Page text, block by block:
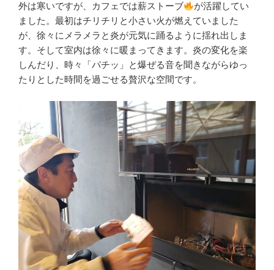
外は寒いですが、カフェでは薪ストーブ
が活躍してい
ました。最初はチリチリと小さい火が燃えていました
が、徐々にメラメラと炎が元気に踊るように揺れ出しま
す。そして室内は徐々に暖まってきます。炎の変化を楽
しんだり、時々「パチッ」と爆ぜる音を聞きながらゆっ
たりとした時間を過ごせる贅沢な空間です。